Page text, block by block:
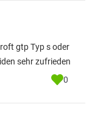
gtp Typ s oder
sehr zufrieden
0